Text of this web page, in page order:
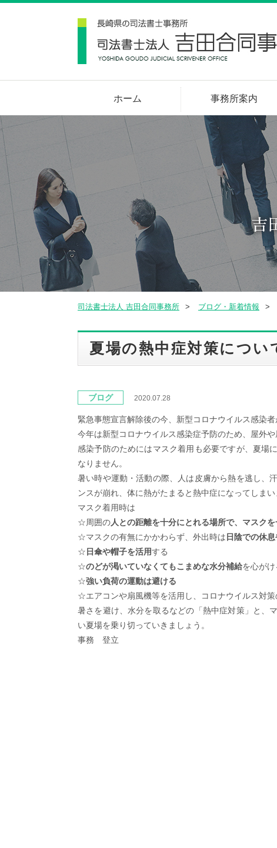
ホーム 事務所案内
司法書士法人 吉田合同事務所 ブログ・新着情報
夏場の熱中症対策につい
ブログ 2020.07.28
緊急事態宣言解除後の今、新型コロナウイルス感染者
今年は新型コロナウイルス感染症予防のため、屋外
感染予防のためにはマスク着用も必要ですが、夏場
なりません。
暑い時や運動・活動の際、人は皮膚から熱を逃し、
ンスが崩れ、体に熱がたまると熱中症になってしまい
マスク着用時は
☆周囲の人との距離を十分にとれる場所で、マスク
☆マスクの有無にかかわらず、外出時は 日陰での休
☆ 日傘や帽子を活用する
☆のどが渇いていなくてもこまめな水分補給を心がけ
☆強い負荷の運動は避ける
☆エアコンや扇風機等を活用し、コロナウイルス対策
暑さを避け、水分を取るなどの「熱中症対策」と、
い夏場を乗り切っていきましょう。
事務 登立